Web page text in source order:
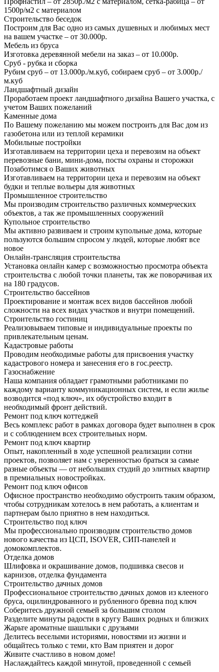
1500р/м2 с материалом
Строительство беседок
Построим для Вас одно из самых душевных и любимых мест
на вашем участке – от 30.000р.
Мебель из бруса
Изготовка деревянной мебели на заказ – от 10.000р.
Сруб - рубка и сборка
Рубим сруб – от 13.000р./м.куб, собираем сруб – от 3.000р./
м.куб
Ландшафтный дизайн
Проработаем проект ландшафтного дизайна Вашего участка, с
учетом Ваших пожеланий
Каменные дома
По Вашему пожеланию мы можем построить для Вас дом из
газобетона или из теплой керамики
Мобильные постройки
Изготавливаем на территории цеха и перевозим на объект
перевозные бани, мини-дома, посты охраны и сторожки
Позаботимся о Ваших животных
Изготавливаем на территории цеха и перевозим на объект
будки и теплые вольеры для животных
Промышленное строительство
Мы производим строительство различных коммерческих
объектов, а так же промышленных сооружений
Купольное строительство
Мы активно развиваем и строим купольные дома, которые
пользуются большим спросом у людей, которые любят все
новое
Онлайн-трансляция строительства
Установка онлайн камер с возможностью просмотра объекта
строительства с любой точки планеты, так же поворачивая их
на 180 градусов.
Строительство бассейнов
Проектирование и монтаж всех видов бассейнов любой
сложности на всех видах участков и внутри помещений.
Строительство гостиниц
Реализовываем типовые и индивидуальные проекты по
привлекательным ценам.
Кадастровые работы
Проводим необходимые работы для присвоения участку
кадастрового номера и занесения его в гос.реестр.
Газоснабжение
Наша компания обладает грамотными работниками по
каждому варианту коммуникационных систем, и если жилье
возводится «под ключ», их обустройство входит в
необходимый фронт действий.
Ремонт под ключ коттеджей
Весь комплекс работ в рамках договора будет выполнен в срок
и с соблюдением всех строительных норм.
Ремонт под ключ квартир
Опыт, накопленный в ходе успешной реализации сотни
проектов, позволяет нам с уверенностью браться за самые
разные объекты — от небольших студий до элитных квартир
в премиальных новостройках.
Ремонт под ключ офисов
Офисное пространство необходимо обустроить таким образом,
чтобы сотрудникам хотелось в нем работать, а клиентам и
партнерам было приятно в нем находиться.
Строительство под ключ
Мы профессионально производим строительство домов
нового качества из ЦСП, ISOVER, СИП-панелей и
домокомплектов.
Отделка домов
Шлифовка и окрашивание домов, подшивка свесов и
карнизов, отделка фундамента
Строительство дачных домов
Профессиональное строительство дачных домов из клееного
бруса, оцилиндрованного и рубленного бревна под ключ
Соберитесь дружной семьей за большим столом
Разделите минуты радости в кругу Ваших родных и близких
Жарьте ароматные шашлыки с друзьями
Делитесь веселыми историями, новостями из жизни и
общайтесь только с теми, кто Вам приятен и дорог
Живите счастливо в новом доме!
Наслаждайтесь каждой минутой, проведенной с семьей